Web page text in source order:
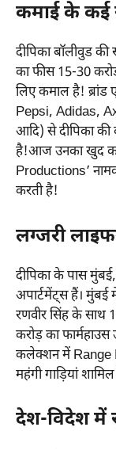
कमाई के कई
दीपिका बॉलीवुड
का फीस 15-30
लिए कमाल है! ब्रांड
Pepsi, Adidas,
आदि) से दीपिका की
है!आज उनका खुद का
Productions’
करती है!
लग्जरी
दीपिका के पास
अपार्टमेंट्स हैं। मुंबई
रणवीर सिंह के साथ
करोड़ का
कलेक्शन में Range
महंगी गाड़ियां
देश-विदेश में